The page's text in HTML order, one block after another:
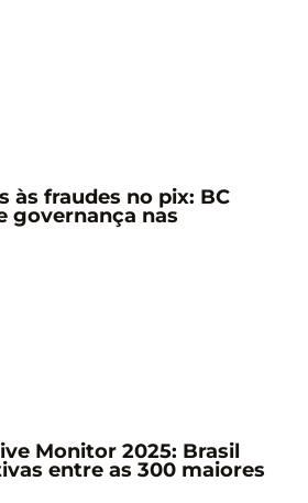
às fraudes no pix: BC
governança nas
Monitor 2025: Brasil
entre as 300 maiores